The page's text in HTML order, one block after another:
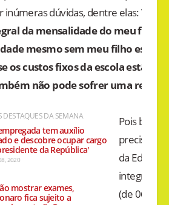
inúmeras dúvidas, dentre elas:
da mensalidade do meu filho?
mesmo sem meu filho estar
os custos fixos da escola estão
não pode sofrer uma
DESTAQUES DA SEMANA
tem auxílio
e descobre ocupar cargo
da República'
2020
mostrar exames,
fica sujeito a
Pois bem.
da
(de 06 a